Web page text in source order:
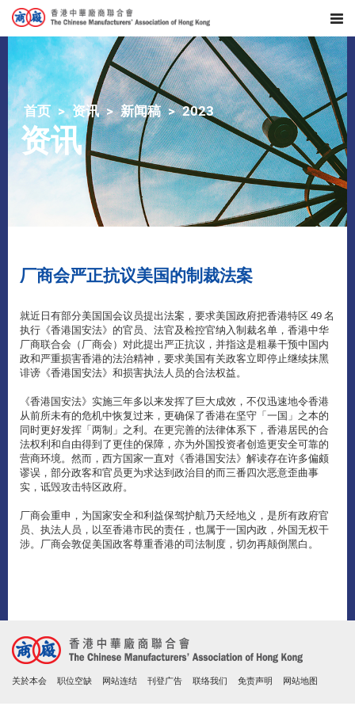
首页 资讯 新闻稿 2023
资讯
厂商会严正抗议美国的制裁法案
就近日有部分美国国会议员提出法案，要求美国政府把香港特区 49 名
执行《香港国安法》的官员、法官及检控官纳入制裁名单，香港中华
厂商联合会（厂商会）对此提出严正抗议，并指这是粗暴干预中国内
政和严重损害香港的法治精神，要求美国有关政客立即停止继续抹黑
诽谤《香港国安法》和损害执法人员的合法权益。
《香港国安法》实施三年多以来发挥了巨大成效，不仅迅速地令香港
从前所未有的危机中恢复过来，更确保了香港在坚守「一国」之本的
同时更好发挥「两制」之利。在更完善的法律体系下，香港居民的合
法权利和自由得到了更佳的保障，亦为外国投资者创造更安全可靠的
营商环境。然而，西方国家一直对《香港国安法》解读存在许多偏颇
谬误，部分政客和官员更为求达到政治目的而三番四次恶意歪曲事
实，诋毁攻击特区政府。
厂商会重申，为国家安全和利益保驾护航乃天经地义，是所有政府官
员、执法人员，以至香港市民的责任，也属于一国内政，外国无权干
涉。厂商会敦促美国政客尊重香港的司法制度，切勿再颠倒黑白。
关於本会 职位空缺 网站连结 刊登广告 联络我们 免责声明 网站地图